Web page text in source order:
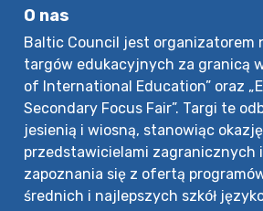
O nas
Baltic Council jest organizatorem
targów edukacyjnych za granicą
of International Education” oraz
Secondary Focus Fair”. Targi te
jesienią i wiosną, stanowiąc
przedstawicielami zagranicznych
zapoznania się z ofertą
średnich i najlepszych szkół